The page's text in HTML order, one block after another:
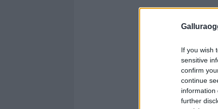
If you wish
sensitive
confirm
continue
information
further